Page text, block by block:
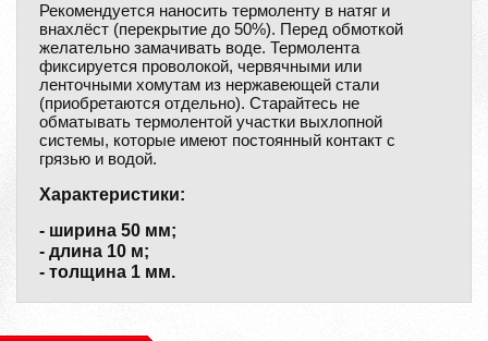
Рекомендуется наносить термоленту в натяг и
внахлёст (перекрытие до 50%). Перед обмоткой
желательно замачивать воде. Термолента
фиксируется проволокой, червячными или
ленточными хомутам из нержавеющей стали
(приобретаются отдельно). Старайтесь не
обматывать термолентой участки выхлопной
системы, которые имеют постоянный контакт с
грязью и водой.
Характеристики:
- ширина 50 мм;
- длина 10 м;
- толщина 1 мм.